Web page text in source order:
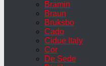
Bramin
Braun
Bruksbo
Cado
Cidue Italy
Cor
De Sede